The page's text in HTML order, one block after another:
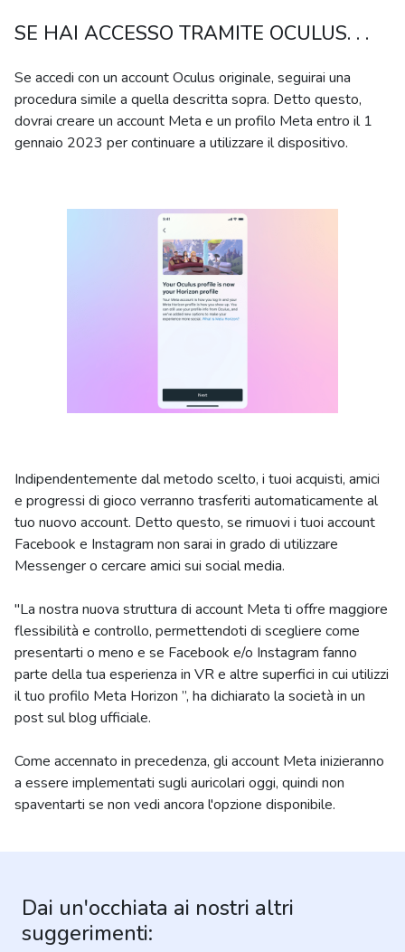
SE HAI ACCESSO TRAMITE OCULUS. . .
Se accedi con un account Oculus originale, seguirai una
procedura simile a quella descritta sopra. Detto questo,
dovrai creare un account Meta e un profilo Meta entro il 1
gennaio 2023 per continuare a utilizzare il dispositivo.
Indipendentemente dal metodo scelto, i tuoi acquisti, amici
e progressi di gioco verranno trasferiti automaticamente al
tuo nuovo account. Detto questo, se rimuovi i tuoi account
Facebook e Instagram non sarai in grado di utilizzare
Messenger o cercare amici sui social media.
"La nostra nuova struttura di account Meta ti offre maggiore
flessibilità e controllo, permettendoti di scegliere come
presentarti o meno e se Facebook e/o Instagram fanno
parte della tua esperienza in VR e altre superfici in cui utilizzi
il tuo profilo Meta Horizon ”, ha dichiarato la società in un
post sul blog ufficiale.
Come accennato in precedenza, gli account Meta inizieranno
a essere implementati sugli auricolari oggi, quindi non
spaventarti se non vedi ancora l'opzione disponibile.
Dai un'occhiata ai nostri altri
suggerimenti: